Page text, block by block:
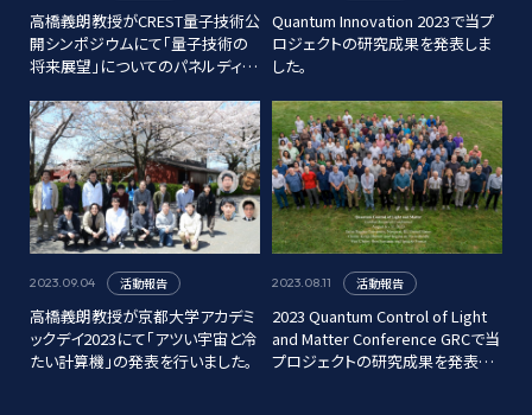
高橋義朗教授がCREST量子技術公
開シンポジウムにて「量子技術の
将来展望」についてのパネルディス
Quantum Innovation 2023で当プ
ロジェクトの研究成果を発表しま
した。
2023.09.04 活動報告
高橋義朗教授が京都大学アカデミ
ックデイ2023にて「アツい宇宙と冷
たい計算機」の発表を行いました。
2023.08.11 活動報告
2023 Quantum Control of Light
and Matter Conference GRCで当
プロジェクトの研究成果を発表し